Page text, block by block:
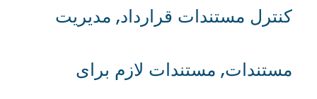
کنترل مستندات قرارداد, مدیریت
مستندات, مستندات لازم برای